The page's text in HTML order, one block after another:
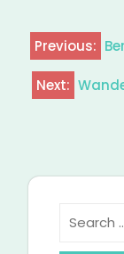
Previous:
Next: